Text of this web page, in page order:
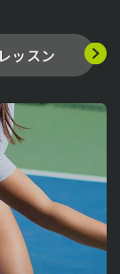
ッスン
す